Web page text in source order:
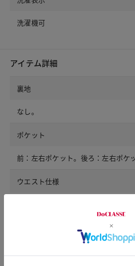
洗濯機可
アイテム詳細
裏地
なし。
ポケット
前：左右ポケット。後ろ：左右ポケ
ウエスト仕様